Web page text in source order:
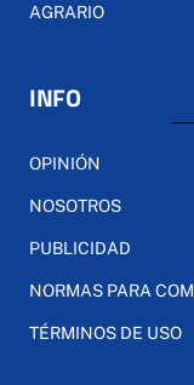
AGRARIO
INFO
OPINIÓN
NOSOTROS
PUBLICIDAD
NORMAS PARA
TÉRMINOS DE USO